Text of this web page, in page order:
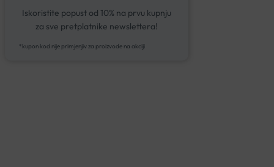
Iskoristite popust od 10% na prvu kupnju
za sve pretplatnike newslettera!
*kupon kod nije primjenjiv za proizvode na akciji